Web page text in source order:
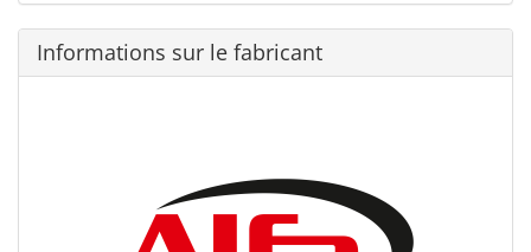
Informations sur le fabricant